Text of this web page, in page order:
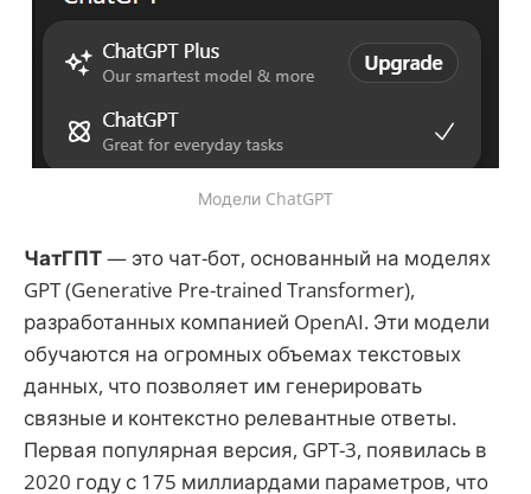
Модели ChatGPT
ЧатГПТ— это чат-бот, основанный на моделях
GPT (Generative Pre-trained Transformer),
разработанных компанией OpenAI. Эти модели
обучаются на огромных объемах текстовых
данных, что позволяет им генерировать
связные и контекстно релевантные ответы.
Первая популярная версия, GPT-3, появилась в
2020 году с 175 миллиардами параметров, что